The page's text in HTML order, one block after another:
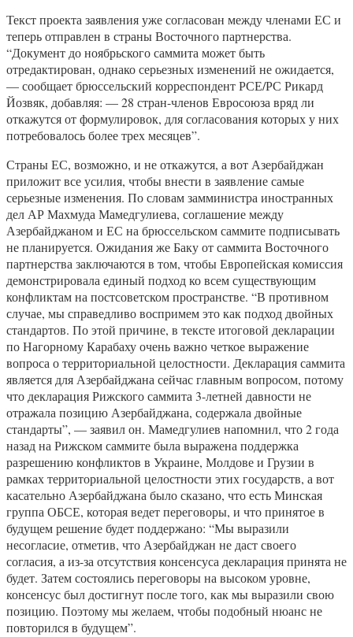
Текст проекта заявления уже согласован между членами ЕС и
теперь отправлен в страны Восточного партнерства.
“Документ до ноябрьского саммита может быть
отредактирован, однако серьезных изменений не ожидается,
— сообщает брюссельский корреспондент РСЕ/РС Рикард
Йозвяк, добавляя: — 28 стран-членов Евросоюза вряд ли
откажутся от формулировок, для согласования которых у них
потребовалось более трех месяцев”.
Страны ЕС, возможно, и не откажутся, а вот Азербайджан
приложит все усилия, чтобы внести в заявление самые
серьезные изменения. По словам замминистра иностранных
дел АР Махмуда Мамедгулиева, соглашение между
Азербайджаном и ЕС на брюссельском саммите подписывать
не планируется. Ожидания же Баку от саммита Восточного
партнерства заключаются в том, чтобы Европейская комиссия
демонстрировала единый подход ко всем существующим
конфликтам на постсоветском пространстве. “В противном
случае, мы справедливо воспримем это как подход двойных
стандартов. По этой причине, в тексте итоговой декларации
по Нагорному Карабаху очень важно четкое выражение
вопроса о территориальной целостности. Декларация саммита
является для Азербайджана сейчас главным вопросом, потому
что декларация Рижского саммита 3-летней давности не
отражала позицию Азербайджана, содержала двойные
стандарты”, — заявил он. Мамедгулиев напомнил, что 2 года
назад на Рижском саммите была выражена поддержка
разрешению конфликтов в Украине, Молдове и Грузии в
рамках территориальной целостности этих государств, а вот
касательно Азербайджана было сказано, что есть Минская
группа ОБСЕ, которая ведет переговоры, и что принятое в
будущем решение будет поддержано: “Мы выразили
несогласие, отметив, что Азербайджан не даст своего
согласия, а из-за отсутствия консенсуса декларация принята не
будет. Затем состоялись переговоры на высоком уровне,
консенсус был достигнут после того, как мы выразили свою
позицию. Поэтому мы желаем, чтобы подобный нюанс не
повторился в будущем”.